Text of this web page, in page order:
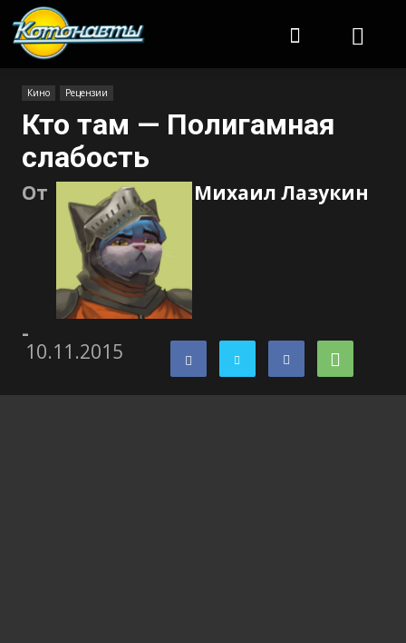
Кино Рецензии
Кто там — Полигамная
слабость
От Михаил Лазукин
-
10.11.2015